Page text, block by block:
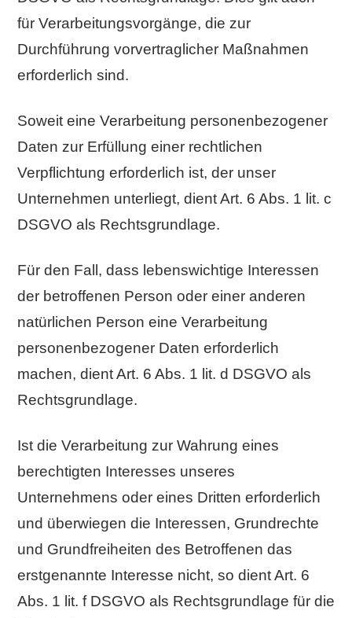
für Verarbeitungsvorgänge, die zur
Durchführung vorvertraglicher Maßnahmen
erforderlich sind.
Soweit eine Verarbeitung personenbezogener
Daten zur Erfüllung einer rechtlichen
Verpflichtung erforderlich ist, der unser
Unternehmen unterliegt, dient Art. 6 Abs. 1 lit. c
DSGVO als Rechtsgrundlage.
Für den Fall, dass lebenswichtige Interessen
der betroffenen Person oder einer anderen
natürlichen Person eine Verarbeitung
personenbezogener Daten erforderlich
machen, dient Art. 6 Abs. 1 lit. d DSGVO als
Rechtsgrundlage.
Ist die Verarbeitung zur Wahrung eines
berechtigten Interesses unseres
Unternehmens oder eines Dritten erforderlich
und überwiegen die Interessen, Grundrechte
und Grundfreiheiten des Betroffenen das
erstgenannte Interesse nicht, so dient Art. 6
Abs. 1 lit. f DSGVO als Rechtsgrundlage für die